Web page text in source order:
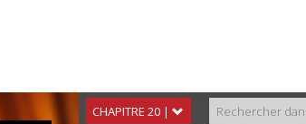
CHAPITRE 20 |